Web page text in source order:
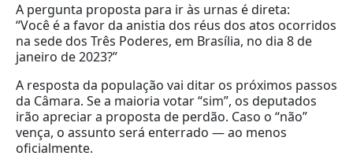
A pergunta proposta para ir às urnas é direta:
“Você é a favor da anistia dos réus dos atos ocorridos
na sede dos Três Poderes, em Brasília, no dia 8 de
janeiro de 2023?”
A resposta da população vai ditar os próximos passos
da Câmara. Se a maioria votar “sim”, os deputados
irão apreciar a proposta de perdão. Caso o “não”
vença, o assunto será enterrado — ao menos
oficialmente.